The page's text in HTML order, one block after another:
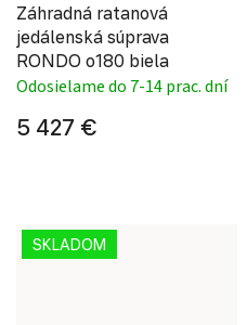
Záhradná ratanová
jedálenská súprava
RONDO o180 biela
Odosielame do 7-14 prac. dní
5 427 €
SKLADOM